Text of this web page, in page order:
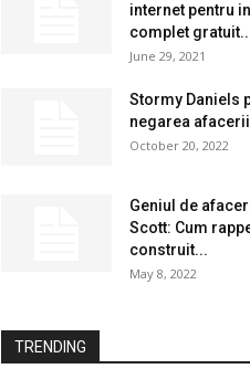
internet pentru
complet
June 29, 2021
Stormy Daniels
negarea
October 20, 2022
Geniul de
Scott: Cum
construit...
May 8, 2022
TRENDING